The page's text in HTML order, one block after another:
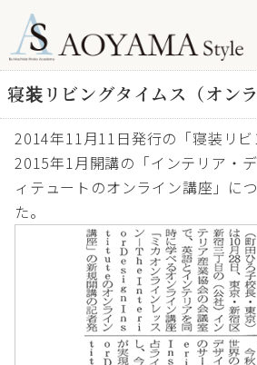
寝装リビングタイムス（オン
2014年11月11日発行の「寝装リビ
2015年1月開講の「インテリア・
ィテュートのオンライン講座」に
た。